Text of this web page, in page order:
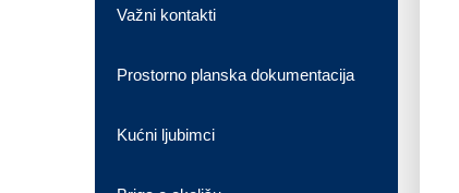
Važni kontakti
Prostorno planska dokumentacija
Kućni ljubimci